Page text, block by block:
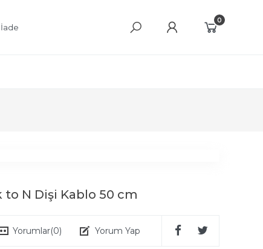
0
to N Dişi Kablo 50 cm
Yorumlar(0) Yorum Yap